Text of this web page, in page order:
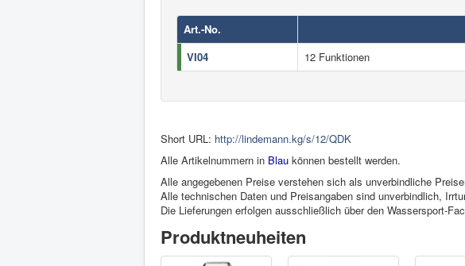
Art.-No.
VI04
12 Funktionen
Short URL: http://lindemann.kg/s/12/QDK
Alle Artikelnummern in Blau können bestellt werden.
Alle angegebenen Preise verstehen sich als unverbindliche
Alle technischen Daten und Preisangaben sind unverbindlich,
Die Lieferungen erfolgen ausschließlich über den Wassersport-
Produktneuheiten